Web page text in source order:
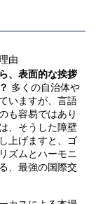
由
、表面的な挨拶
多くの自治体や
いますが、言語
も容易ではあり
、そうした障壁
上げますと、ゴ
ズムとハーモニ
、最強の国際交